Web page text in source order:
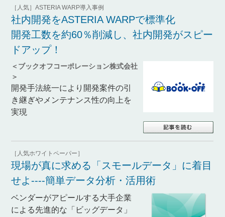
［人気］ASTERIA WARP導入事例
社内開発をASTERIA WARPで標準化
開発工数を約60％削減し、社内開発がスピー
ドアップ！
＜ブックオフコーポレーション株式会社
＞
開発手法統一により開発案件の引
き継ぎやメンテナンス性の向上を
実現
［人気ホワイトペーパー］
現場が真に求める「スモールデータ」に着目
せよ----簡単データ分析・活用術
ベンダーがアピールする大手企業
による先進的な「ビッグデータ」